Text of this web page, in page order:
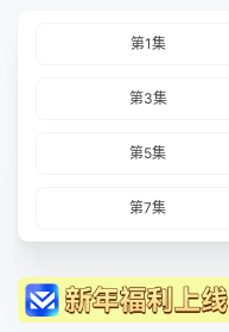
第1集
第3集
第5集
第7集